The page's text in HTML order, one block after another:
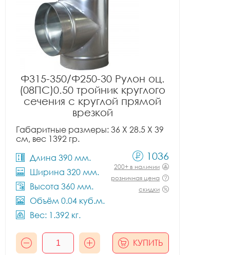
Ф315-350/Ф250-30 Рулон оц.
(08ПС)0.50 тройник круглого
сечения с круглой прямой
врезкой
Габаритные размеры: 36 X 28.5 X 39
см, вес 1392 гр.
Длина 390 мм.
Ширина 320 мм.
Высота 360 мм.
Объём 0.04 куб.м.
Вес: 1.392 кг.
1036
200+ в наличии
розничная цена
скидки
КУПИТЬ